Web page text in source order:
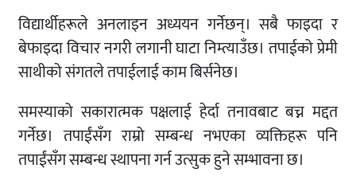
विद्यार्थीहरूले अनलाइन अध्ययन गर्नेछन्। सबै फाइदा र
बेफाइदा विचार नगरी लगानी घाटा निम्त्याउँछ। तपाईको प्रेमी
साथीको संगतले तपाईलाई काम बिर्सनेछ।
समस्याको सकारात्मक पक्षलाई हेर्दा तनावबाट बच्न मद्दत
गर्नेछ। तपाईंसँग राम्रो सम्बन्ध नभएका व्यक्तिहरू पनि
तपाईंसँग सम्बन्ध स्थापना गर्न उत्सुक हुने सम्भावना छ।